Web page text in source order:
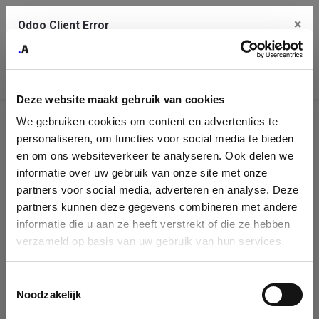
Deze website maakt gebruik van cookies
We gebruiken cookies om content en advertenties te
personaliseren, om functies voor social media te bieden
en om ons websiteverkeer te analyseren. Ook delen we
informatie over uw gebruik van onze site met onze
partners voor social media, adverteren en analyse. Deze
partners kunnen deze gegevens combineren met andere
informatie die u aan ze heeft verstrekt of die ze hebben
verzameld op basis van uw gebruik van hun services.
Noodzakelijk
Company
Identification
Please fill in your company details
You can search a company in our database by name, VAT or
enterprise ID. When a company is selected it will auto-complete the
form. If you don't find your company in our database, you can create
Odoo Client Error ×
service.
See details
Ok